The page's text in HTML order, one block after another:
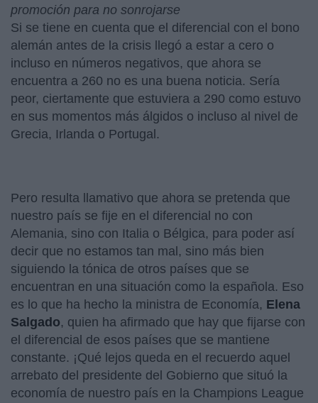
promoción para no sonrojarse
Si se tiene en cuenta que el diferencial con el bono
alemán antes de la crisis llegó a estar a cero o
incluso en números negativos, que ahora se
encuentra a 260 no es una buena noticia. Sería
peor, ciertamente que estuviera a 290 como estuvo
en sus momentos más álgidos o incluso al nivel de
Grecia, Irlanda o Portugal.
Pero resulta llamativo que ahora se pretenda que
nuestro país se fije en el diferencial no con
Alemania, sino con Italia o Bélgica, para poder así
decir que no estamos tan mal, sino más bien
siguiendo la tónica de otros países que se
encuentran en una situación como la española. Eso
es lo que ha hecho la ministra de Economía, Elena
Salgado, quien ha afirmado que hay que fijarse con
el diferencial de esos países que se mantiene
constante. ¡Qué lejos queda en el recuerdo aquel
arrebato del presidente del Gobierno que situó la
economía de nuestro país en la Champions League